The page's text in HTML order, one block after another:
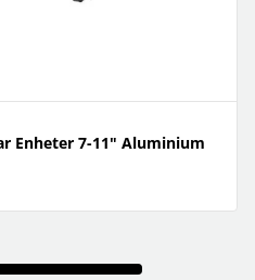
Enheter 7-11" Aluminium